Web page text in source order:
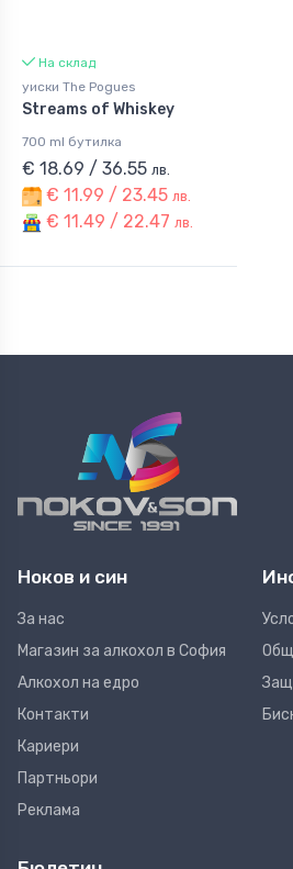
На склад
уиски The Pogues
Streams of Whiskey
700 ml бутилка
€ 18.69 / 36.55 лв.
€ 11.99 / 23.45 лв.
€ 11.49 / 22.47 лв.
Ноков и син
За нас
Магазин за алкохол в София
Алкохол на едро
Контакти
Кариери
Партньори
Реклама